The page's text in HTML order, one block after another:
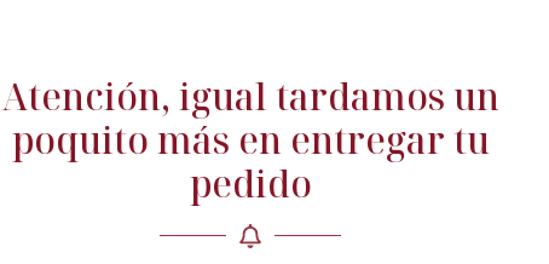
Atención, igual tardamos un
poquito más en entregar tu
pedido